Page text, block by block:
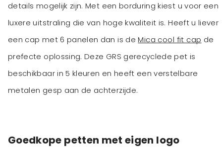
details mogelijk zijn. Met een borduring kiest u voor een
luxere uitstraling die van hoge kwaliteit is. Heeft u liever
een cap met 6 panelen dan is deMica cool fit cap de
prefecte oplossing. Deze GRS gerecyclede pet is
beschikbaar in 5 kleuren en heeft een verstelbare
metalen gesp aan de achterzijde.
Goedkope petten met eigen logo